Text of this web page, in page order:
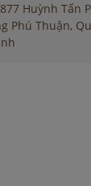
Huỳnh Tấn
Phú Thuận,